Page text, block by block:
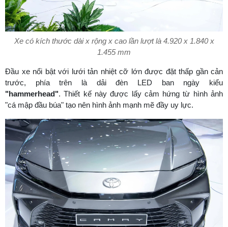
Xe có kích thước dài x rộng x cao lần lượt là 4.920 x 1.840 x
1.455 mm
Đầu xe nổi bật với lưới tản nhiệt cỡ lớn được đặt thấp gần cản
trước, phía trên là dải đèn LED ban ngày kiểu
"hammerhead". Thiết kế này được lấy cảm hứng từ hình ảnh
"cá mập đầu búa" tạo nên hình ảnh mạnh mẽ đầy uy lực.